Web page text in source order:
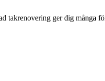
takrenovering ger dig många